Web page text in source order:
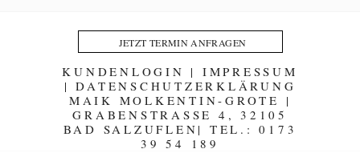
JETZT TERMIN ANFRAGEN
KUNDENLOGIN | IMPRESSUM
|DATENSCHUTZERKLÄRUNG
MAIK MOLKENTIN-GROTE |
GRABENSTRASSE 4, 32105
BAD SALZUFLEN| TEL.: 0173
39 54 189